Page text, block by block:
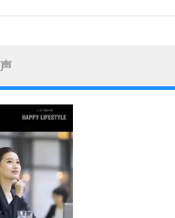
を見ない。
30の方法
い原因は、行動しないから。
方法